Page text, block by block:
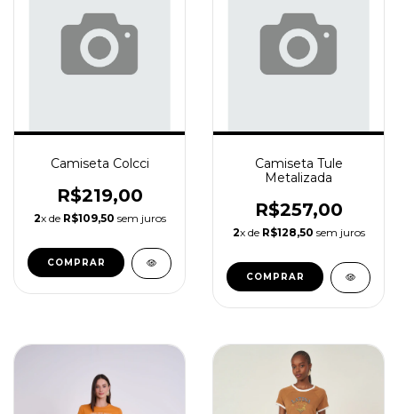
Camiseta Colcci
R$219,00
2x de R$109,50 sem juros
COMPRAR
Camiseta Tule
Metalizada
R$257,00
2x de R$128,50 sem juros
COMPRAR